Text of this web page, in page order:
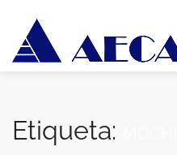
Etiqueta: